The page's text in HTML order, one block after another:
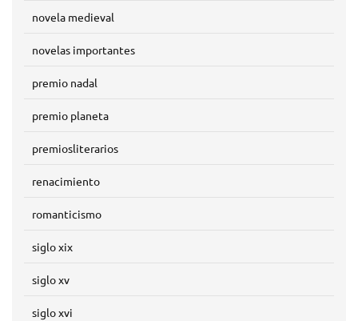
novela medieval
novelas importantes
premio nadal
premio planeta
premiosliterarios
renacimiento
romanticismo
siglo xix
siglo xv
siglo xvi